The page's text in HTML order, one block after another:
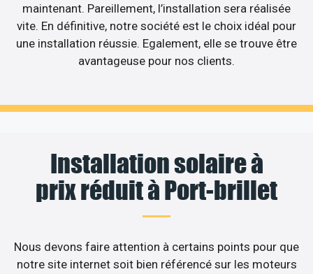
maintenant. Pareillement, l’installation sera réalisée
vite. En définitive, notre société est le choix idéal pour
une installation réussie. Egalement, elle se trouve être
avantageuse pour nos clients.
Installation solaire à
prix réduit à Port-brillet
Nous devons faire attention à certains points pour que
notre site internet soit bien référencé sur les moteurs